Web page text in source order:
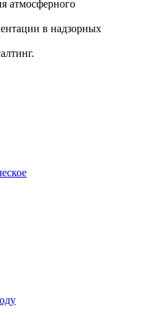
атмосферного
в надзорных